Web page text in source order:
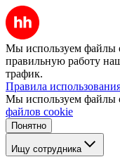
Мы используем файлы
правильную работу
трафик.
Правила
Мы используем файлы
файлов cookie
Понятно
Ищу сотрудника